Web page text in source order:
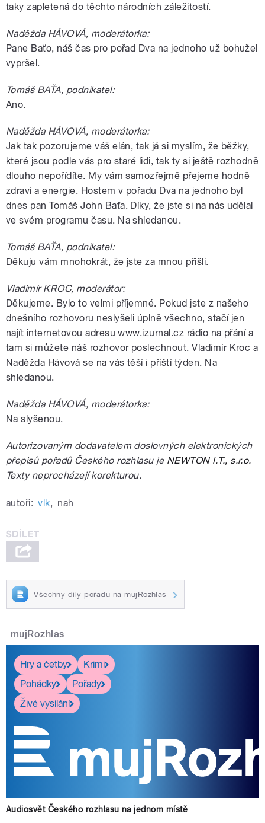
taky zapletená do těchto národních záležitostí.
Naděžda HÁVOVÁ, moderátorka:
Pane Baťo, náš čas pro pořad Dva na jednoho už bohužel
vypršel.
Tomáš BAŤA, podnikatel:
Ano.
Naděžda HÁVOVÁ, moderátorka:
Jak tak pozorujeme váš elán, tak já si myslím, že běžky,
které jsou podle vás pro staré lidi, tak ty si ještě rozhodně
dlouho nepořídíte. My vám samozřejmě přejeme hodně
zdraví a energie. Hostem v pořadu Dva na jednoho byl
dnes pan Tomáš John Baťa. Díky, že jste si na nás udělal
ve svém programu času. Na shledanou.
Tomáš BAŤA, podnikatel:
Děkuju vám mnohokrát, že jste za mnou přišli.
Vladimír KROC, moderátor:
Děkujeme. Bylo to velmi příjemné. Pokud jste z našeho
dnešního rozhovoru neslyšeli úplně všechno, stačí jen
najít internetovou adresu www.izurnal.cz rádio na přání a
tam si můžete náš rozhovor poslechnout. Vladimír Kroc a
Naděžda Hávová se na vás těší i příští týden. Na
shledanou.
Naděžda HÁVOVÁ, moderátorka:
Na slyšenou.
Autorizovaným dodavatelem doslovných elektronických
přepisů pořadů Českého rozhlasu je NEWTON I.T., s.r.o.
Texty neprocházejí korekturou.
autoři: vlk, nah
Všechny díly pořadu na mujRozhlas
mujRozhlas
Hry a četby
Krimi
Pohádky
Pořady
Živé vysílání
Audiosvět Českého rozhlasu na jednom místě